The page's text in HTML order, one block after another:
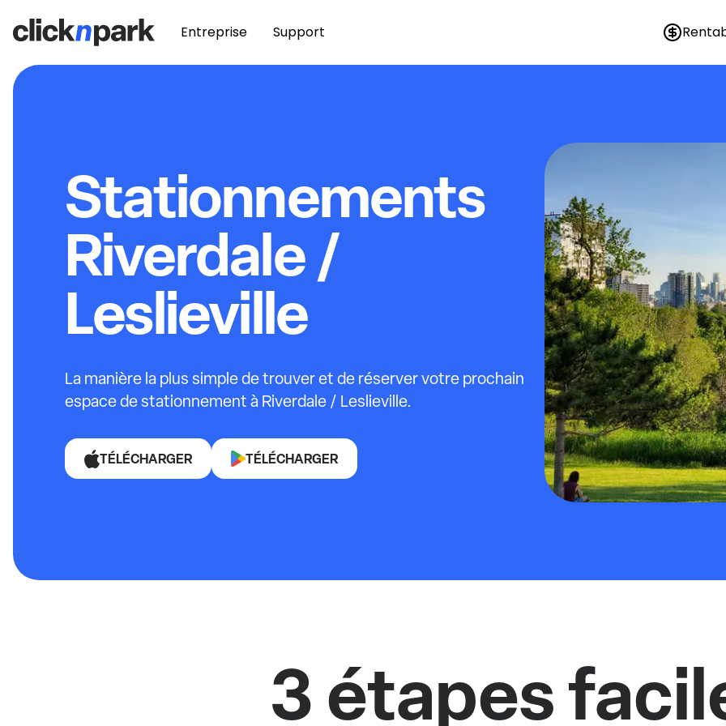
Entreprise Support
Stationnements
Riverdale /
Leslieville
La manière la plus simple de trouver et de réserver votre prochain
espace de stationnement à Riverdale / Leslieville.
TÉLÉCHARGER TÉLÉCHARGER
3 étapes